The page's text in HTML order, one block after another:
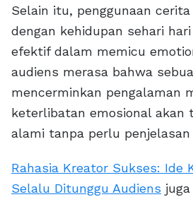
Selain itu, penggunaan
dengan kehidupan sehari
efektif dalam memicu
audiens merasa bahwa
mencerminkan pengalaman
keterlibatan emosional akan
alami tanpa perlu
Rahasia Kreator Sukses: Ide
Selalu Ditunggu Audiens